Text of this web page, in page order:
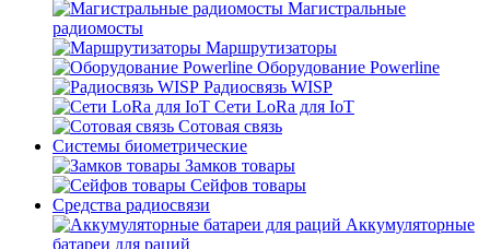
Магистральные
радиомосты
Маршрутизаторы
Оборудование Powerline
Радиосвязь WISP
Сети LoRa для IoT
Сотовая связь
Системы биометрические
Замков товары
Сейфов товары
Средства радиосвязи
Аккумуляторные
батареи для раций